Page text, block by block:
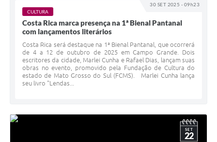
30 SET 2025 - 09h23
CULTURA
Costa Rica marca presença na 1ª Bienal Pantanal
com lançamentos literários
Costa Rica será destaque na 1ª Bienal Pantanal, que ocorrerá
de 4 a 12 de outubro de 2025 em Campo Grande. Dois
escritores da cidade, Marlei Cunha e Rafael Dias, lançam suas
obras no evento, promovido pela Fundação de Cultura do
estado de Mato Grosso do Sul (FCMS). Marlei Cunha lança
seu livro "Lendas...
SET
22